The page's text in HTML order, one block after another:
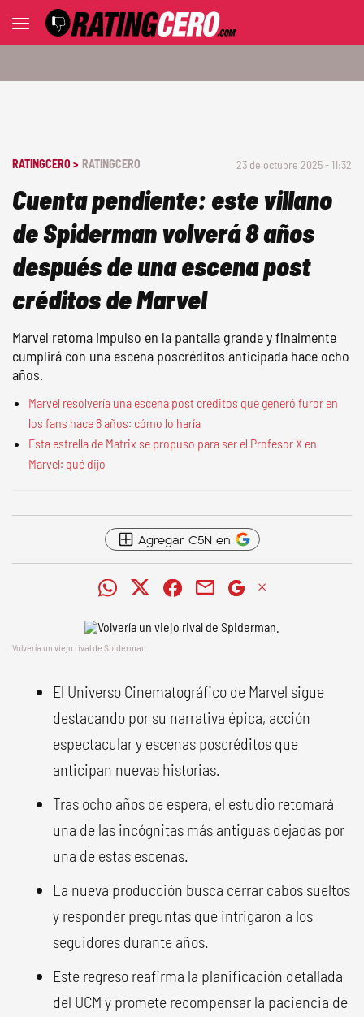
RATINGCERO > RATINGCERO 23 de octubre 2025 - 11:32
Cuenta pendiente: este villano
de Spiderman volverá 8 años
después de una escena post
créditos de Marvel
Marvel retoma impulso en la pantalla grande y finalmente
cumplirá con una escena poscréditos anticipada hace ocho
años.
Marvel resolvería una escena post créditos que generó furor en
los fans hace 8 años: cómo lo haría
Esta estrella de Matrix se propuso para ser el Profesor X en
Marvel: qué dijo
Agregar C5N en
Volvería un viejo rival de Spiderman.
El Universo Cinematográfico de Marvel sigue
destacando por su narrativa épica, acción
espectacular y escenas poscréditos que
anticipan nuevas historias.
Tras ocho años de espera, el estudio retomará
una de las incógnitas más antiguas dejadas por
una de estas escenas.
La nueva producción busca cerrar cabos sueltos
y responder preguntas que intrigaron a los
seguidores durante años.
Este regreso reafirma la planificación detallada
del UCM y promete recompensar la paciencia de